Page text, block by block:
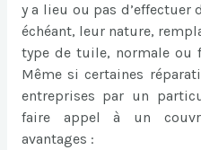
y a lieu ou pas d’effectuer
échéant, leur nature,
type de tuile, normale ou
Même si certaines
entreprises par un
faire appel à un
avantages :